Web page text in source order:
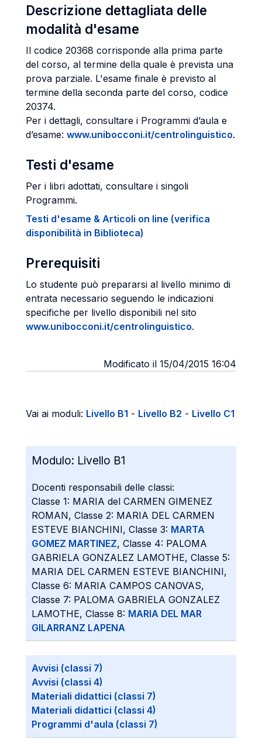
Descrizione dettagliata delle
modalità d'esame
Il codice 20368 corrisponde alla prima parte
del corso, al termine della quale è prevista una
prova parziale. L'esame finale è previsto al
termine della seconda parte del corso, codice
20374.
Per i dettagli, consultare i Programmi d’aula e
d’esame: www.unibocconi.it/centrolinguistico.
Testi d'esame
Per i libri adottati, consultare i singoli
Programmi.
Testi d'esame & Articoli on line (verifica
disponibilità in Biblioteca)
Prerequisiti
Lo studente può prepararsi al livello minimo di
entrata necessario seguendo le indicazioni
specifiche per livello disponibili nel sito
www.unibocconi.it/centrolinguistico.
Modificato il 15/04/2015 16:04
Vai ai moduli: Livello B1 - Livello B2 - Livello C1
Modulo: Livello B1
Docenti responsabili delle classi:
Classe 1: MARIA del CARMEN GIMENEZ
ROMAN, Classe 2: MARIA DEL CARMEN
ESTEVE BIANCHINI, Classe 3: MARTA
GOMEZ MARTINEZ, Classe 4: PALOMA
GABRIELA GONZALEZ LAMOTHE, Classe 5:
MARIA DEL CARMEN ESTEVE BIANCHINI,
Classe 6: MARIA CAMPOS CANOVAS,
Classe 7: PALOMA GABRIELA GONZALEZ
LAMOTHE, Classe 8: MARIA DEL MAR
GILARRANZ LAPENA
Avvisi (classi 7)
Avvisi (classi 4)
Materiali didattici (classi 7)
Materiali didattici (classi 4)
Programmi d'aula (classi 7)